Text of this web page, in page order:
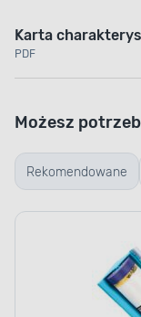
Sprawny
Przeprowadź
sposób.
do kolejnych
Karta
PDF
Rekomendowane
Możesz